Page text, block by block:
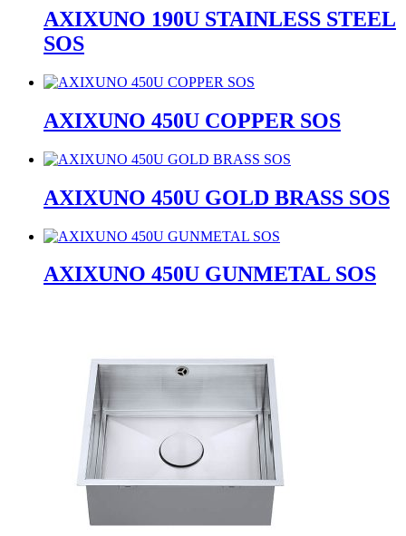
AXIXUNO 190U STAINLESS STEEL
SOS
AXIXUNO 450U COPPER SOS
AXIXUNO 450U GOLD BRASS SOS
AXIXUNO 450U GUNMETAL SOS